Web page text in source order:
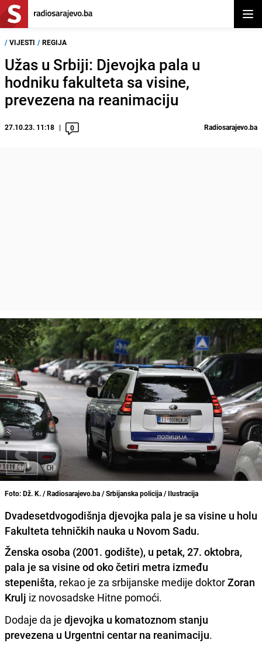
/ VIJESTI / REGIJA
Užas u Srbiji: Djevojka pala u
hodniku fakulteta sa visine,
prevezena na reanimaciju
27.10.23. 11:18 0 Radiosarajevo.ba
Foto: Dž. K. / Radiosarajevo.ba / Srbijanska policija / Ilustracija
Dvadesetdvogodišnja djevojka pala je sa visine u holu
Fakulteta tehničkih nauka u Novom Sadu.
Ženska osoba (2001. godište), u petak, 27. oktobra,
pala je sa visine od oko četiri metra između
stepeništa, rekao je za srbijanske medije doktorZoran
Krulj iz novosadske Hitne pomoći.
Dodaje da je djevojka u komatoznom stanju
prevezena u Urgentni centar na reanimaciju.